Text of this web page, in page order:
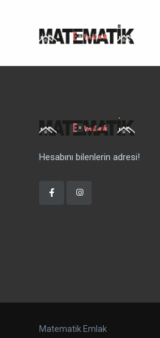
Hesabını bilenlerin adresi!
Matematik Emlak